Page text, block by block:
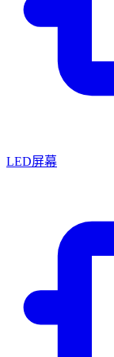
LED屏幕